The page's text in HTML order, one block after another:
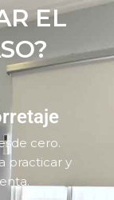
EL
cero.
practicar y